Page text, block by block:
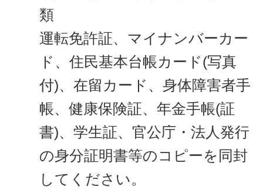
類
運転免許証、マイナンバーカー
ド、住民基本台帳カード(写真
付)、在留カード、身体障害者手
帳、健康保険証、年金手帳(証
書)、学生証、官公庁・法人発行
の身分証明書等のコピーを同封
してください。